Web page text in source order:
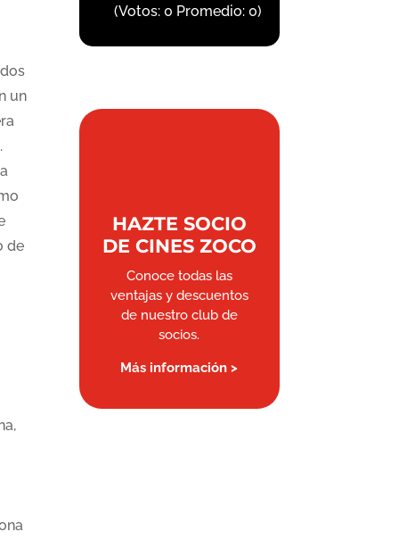
un
de
(Votos:0 Promedio:0)
HAZTE SOCIO
DE CINES ZOCO
Conoce todas las
ventajas y descuentos
de nuestro club de
socios.
Más información >